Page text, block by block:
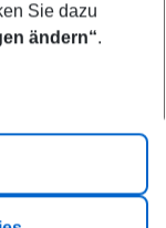
Sie dazu
ändern“.